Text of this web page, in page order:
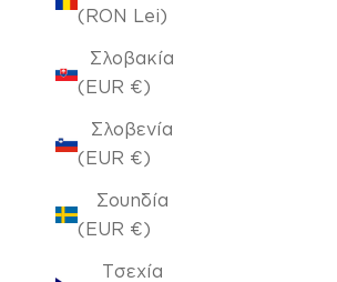
(RON Lei)
Σλοβακία
(EUR €)
Σλοβενία
(EUR €)
Σουηδία
(EUR €)
Τσεχία